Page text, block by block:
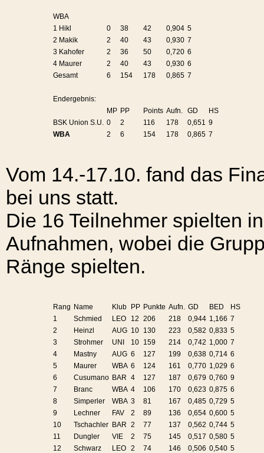
WBA
1 Hikl
0 38 42 0,904 5
2 Makik
2 40 43 0,930 7
3 Kahofer
2 36 50 0,720 6
4 Maurer
2 40 43 0,930 6
Gesamt
6 154 178 0,865 7
Endergebnis:
MP PP Points Aufn. GD
HS
BSK Union S.U. 0 2 116 178 0,651 9
WBA
2 6 154 178 0,865 7
Vom 14.-17.10. fand das
bei uns statt.
Die 16 Teilnehmer spielten
Aufnahmen, wobei die
Ränge spielten.
Rang Name Klub PP Punkte Aufn. GD BED
HS
1
Schmied LEO 12 206 218 0,944 1,166 7
2
Heinzl AUG 10 130 223 0,582 0,833 5
3
Strohmer UNI 10 159 214 0,742 1,000 7
4
Mastny AUG 6 127 199 0,638 0,714 6
5
Maurer WBA 6 124 161 0,770 1,029 6
6
Cusumano BAR 4 127 187 0,679 0,760 9
7
Branc WBA 4 106 170 0,623 0,875 6
8
Simperler WBA 3 81 167 0,485 0,729 5
9
Lechner FAV 2 89 136 0,654 0,600 5
10
Tschachler BAR 2 77 137 0,562 0,744 5
11
Dungler VIE 2 75 145 0,517 0,580 5
12
Schwarz LEO 2 74 146 0,506 0,540 5